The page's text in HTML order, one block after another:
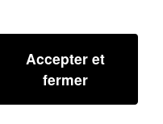
Accepter et
fermer